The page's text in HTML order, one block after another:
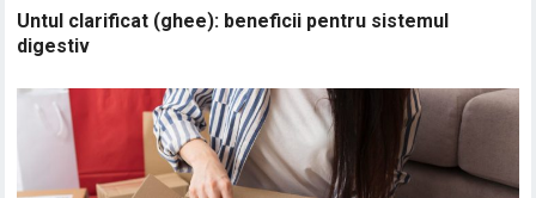
Untul clarificat (ghee): beneficii pentru sistemul
digestiv